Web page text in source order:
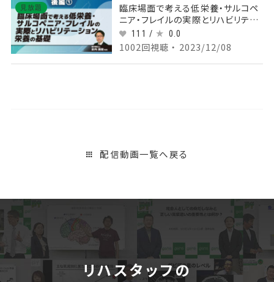
見放題
臨床場面で考える低栄養・サルコペ
ニア・フレイルの実際とリハビリテー
ション栄養の基礎 【後編】
Part①NSTと活動の紹介
111 / 0.0
1002回視聴 ・ 2023/12/08
配信動画一覧へ戻る
リハスタッフの